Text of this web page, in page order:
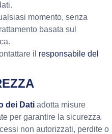
momento, senza
basata sul
il responsabile del
dei Dati adotta misure
per garantire la sicurezza
non autorizzati, perdite o